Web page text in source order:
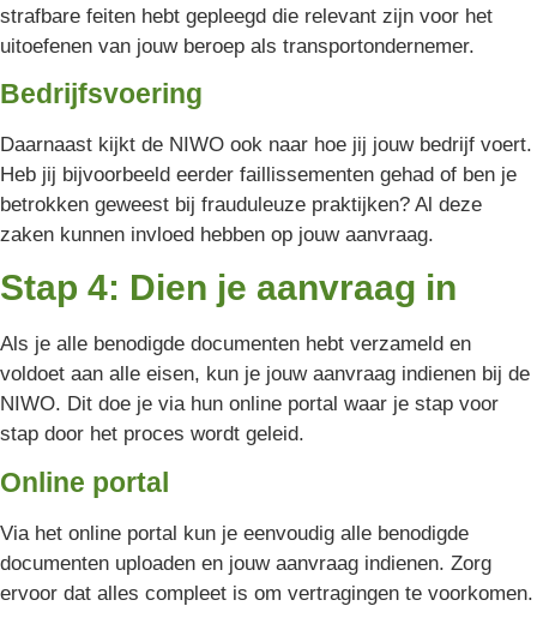
strafbare feiten hebt gepleegd die relevant zijn voor het
uitoefenen van jouw beroep als transportondernemer.
Bedrijfsvoering
Daarnaast kijkt de NIWO ook naar hoe jij jouw bedrijf voert.
Heb jij bijvoorbeeld eerder faillissementen gehad of ben je
betrokken geweest bij frauduleuze praktijken? Al deze
zaken kunnen invloed hebben op jouw aanvraag.
Stap 4: Dien je aanvraag in
Als je alle benodigde documenten hebt verzameld en
voldoet aan alle eisen, kun je jouw aanvraag indienen bij de
NIWO. Dit doe je via hun online portal waar je stap voor
stap door het proces wordt geleid.
Online portal
Via het online portal kun je eenvoudig alle benodigde
documenten uploaden en jouw aanvraag indienen. Zorg
ervoor dat alles compleet is om vertragingen te voorkomen.